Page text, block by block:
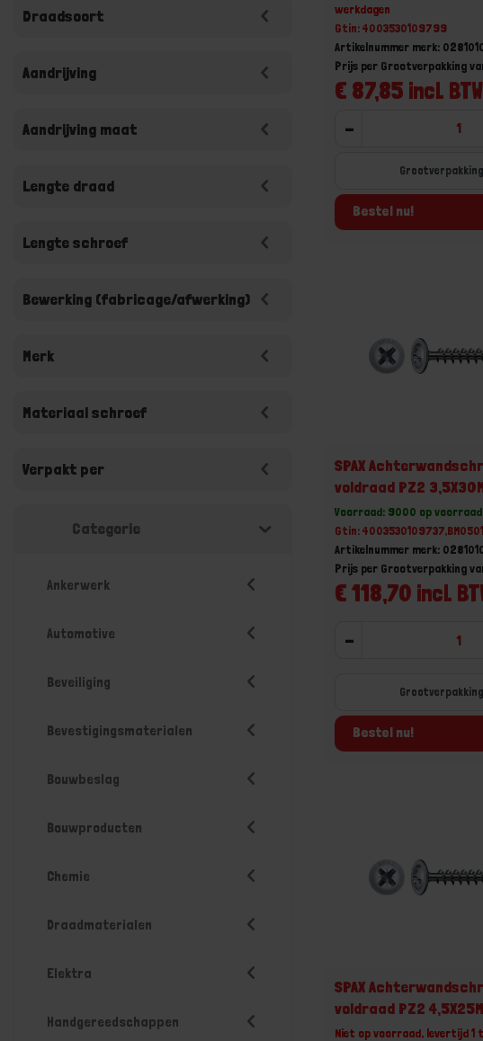
Draadsoort
Aandrijving
Aandrijving maat
Lengte draad
Lengte schroef
Bewerking (fabricage/afwerking)
Merk
Materiaal schroef
Verpakt per
Categorie
Ankerwerk
Automotive
Beveiliging
Bevestigingsmaterialen
Bouwbeslag
Bouwproducten
Chemie
Draadmaterialen
Elektra
Handgereedschappen
werkdagen
Gtin: 4003530109799
Artikelnummer merk:
€ 87,85 incl. BTW
Prijs per Grootverpakking
-
Bestel nu!
SPAX
voldraad PZ2
Voorraad: 9000 op voorraad
Gtin:
Artikelnummer merk:
€ 118,70 incl.
Prijs per Grootverpakking
-
Bestel nu!
SPAX
voldraad PZ2
Niet op voorraad, levertijd 1